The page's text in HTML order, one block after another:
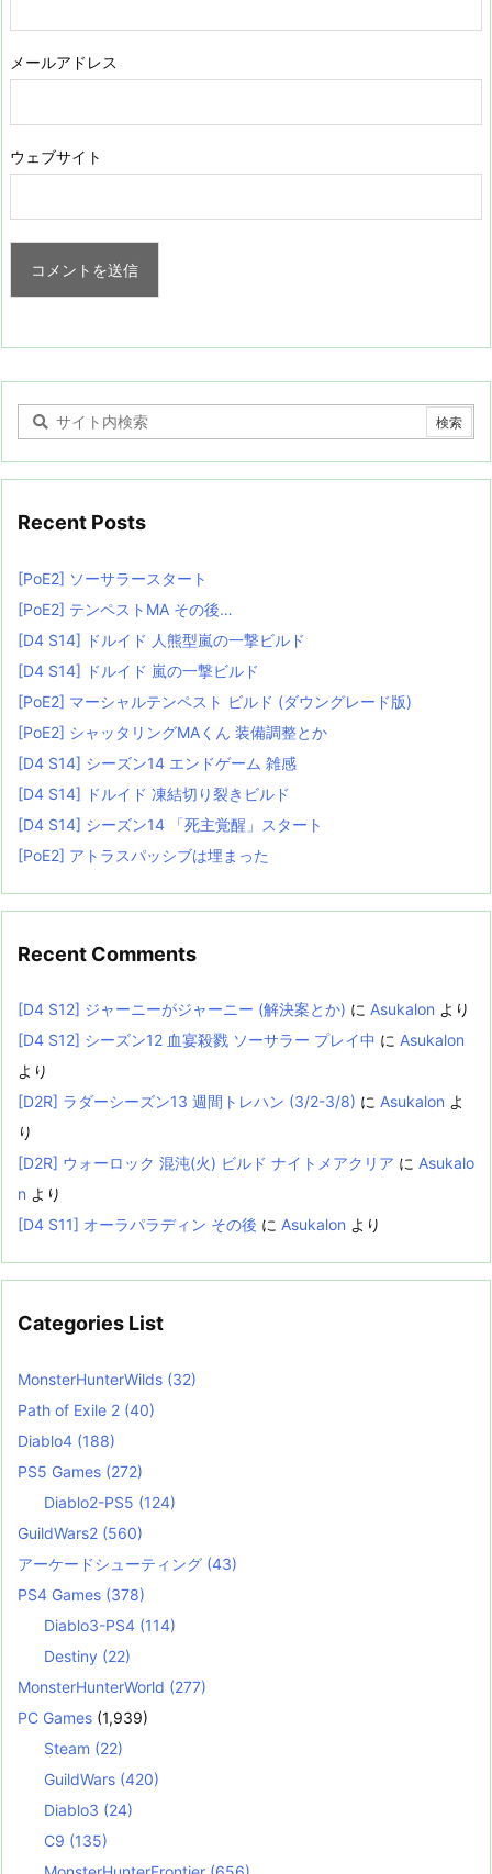
メールアドレス
ウェブサイト
Recent Posts
[PoE2] ソーサラースタート
[PoE2] テンペストMA その後…
[D4 S14] ドルイド 人熊型嵐の一撃ビルド
[D4 S14] ドルイド 嵐の一撃ビルド
[PoE2] マーシャルテンペスト ビルド (ダウングレード版)
[PoE2] シャッタリングMAくん 装備調整とか
[D4 S14] シーズン14 エンドゲーム 雑感
[D4 S14] ドルイド 凍結切り裂きビルド
[D4 S14] シーズン14 「死主覚醒」スタート
[PoE2] アトラスパッシブは埋まった
Recent Comments
[D4 S12] ジャーニーがジャーニー (解決案とか) に Asukalon より
[D4 S12] シーズン12 血宴殺戮 ソーサラー プレイ中 に Asukalon
より
[D2R] ラダーシーズン13 週間トレハン (3/2-3/8) に Asukalon よ
り
[D2R] ウォーロック 混沌(火) ビルド ナイトメアクリア に Asukalo
n より
[D4 S11] オーラパラディン その後 に Asukalon より
Categories List
MonsterHunterWilds (32)
Path of Exile 2 (40)
Diablo4 (188)
PS5 Games (272)
Diablo2-PS5 (124)
GuildWars2 (560)
アーケードシューティング (43)
PS4 Games (378)
Diablo3-PS4 (114)
Destiny (22)
MonsterHunterWorld (277)
PC Games (1,939)
Steam (22)
GuildWars (420)
Diablo3 (24)
C9 (135)